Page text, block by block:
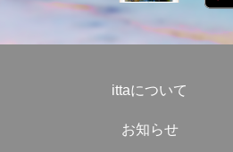
ittaについて
お知らせ